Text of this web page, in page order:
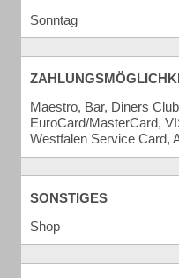
Sonntag
Maestro, Bar, Diners
EuroCard/MasterCard,
Westfalen Service Card,
SONSTIGES
Shop